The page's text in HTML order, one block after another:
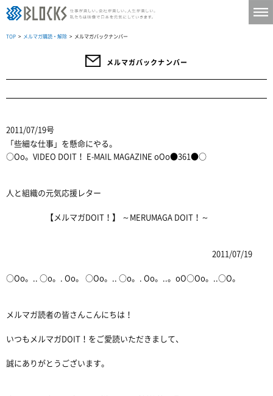
TOP > メルマガ購読・解除 > メルマガバックナンバー
メルマガバックナンバー
2011/07/19号
「些細な仕事」を懸命にやる。
○Oo。VIDEO DOIT！ E-MAIL MAGAZINE oOo●361●○
人と組織の元気応援レター
【メルマガDOIT！】 ～MERUMAGA DOIT！～
2011/07/19
○Oo。.. ○o。. Oo。 ○Oo。.. ○o。. Oo。..。oO○Oo。..○O。
メルマガ読者の皆さんこんにちは！
いつもメルマガDOIT！をご愛読いただきまして、
誠にありがとうございます。